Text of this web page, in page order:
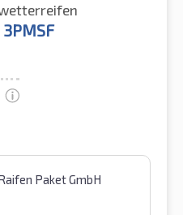
Paket GmbH